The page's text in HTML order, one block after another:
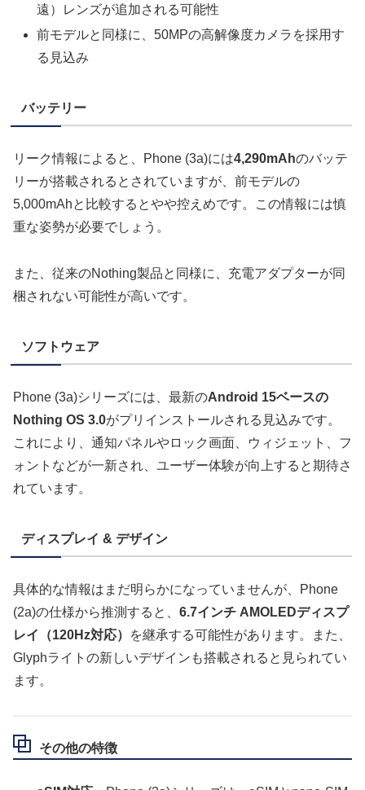
遠）レンズが追加される可能性
前モデルと同様に、50MPの高解像度カメラを採用す
る見込み
バッテリー
リーク情報によると、Phone (3a)には4,290mAhのバッテ
リーが搭載されるとされていますが、前モデルの
5,000mAhと比較するとやや控えめです。この情報には慎
重な姿勢が必要でしょう。
また、従来のNothing製品と同様に、充電アダプターが同
梱されない可能性が高いです。
ソフトウェア
Phone (3a)シリーズには、最新のAndroid 15ベースの
Nothing OS 3.0がプリインストールされる見込みです。
これにより、通知パネルやロック画面、ウィジェット、フ
ォントなどが一新され、ユーザー体験が向上すると期待さ
れています。
ディスプレイ & デザイン
具体的な情報はまだ明らかになっていませんが、Phone
(2a)の仕様から推測すると、 6.7インチ AMOLEDディスプ
レイ（120Hz対応）
を継承する可能性があります。また、
Glyphライトの新しいデザインも搭載されると見られてい
ます。
その他の特徴